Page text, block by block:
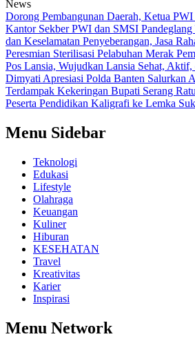
News
Dorong Pembangunan Daerah, Ketua
Kantor Sekber PWI dan SMSI Pandeglang
dan Keselamatan Penyeberangan, Jasa
Peresmian Sterilisasi Pelabuhan Merak
Pos Lansia, Wujudkan Lansia Sehat, Aktif,
Dimyati Apresiasi Polda Banten Salurkan
Terdampak Kekeringan Bupati Serang
Peserta Pendidikan Kaligrafi ke Lemka
Menu Sidebar
Teknologi
Edukasi
Lifestyle
Olahraga
Keuangan
Kuliner
Hiburan
KESEHATAN
Travel
Kreativitas
Karier
Inspirasi
Menu Network